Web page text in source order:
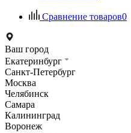
Сравнение товаров0
Ваш город
Екатеринбург
Санкт-Петербург
Москва
Челябинск
Самара
Калининград
Воронеж